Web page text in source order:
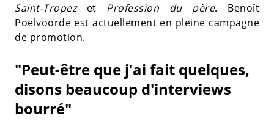
Saint-Tropezet Profession du père. Benoît
Poelvoorde est actuellement en pleine campagne
de promotion.
"Peut-être que j'ai fait quelques,
disons beaucoup d'interviews
bourré"